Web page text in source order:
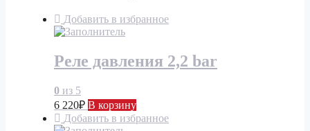
Добавить в избранное
Реле давления 2,2 bar
0 из 5
6 220₽ В корзину
Добавить в избранное